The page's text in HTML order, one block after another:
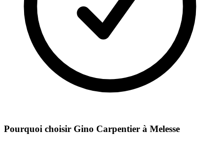
Pourquoi choisir Gino Carpentier à Melesse